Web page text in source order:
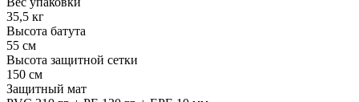
35,5 кг
Высота батута
55 см
Высота защитной сетки
150 см
Защитный мат